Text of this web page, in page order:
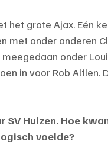
het grote Ajax. Eén
met onder anderen
onder
in voor Rob Alflen.
SV Huizen. Hoe
voelde?